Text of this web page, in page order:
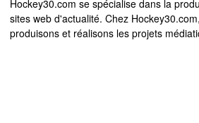
Hockey30.com se spécialise dans la
sites web d'actualité. Chez
produisons et réalisons les projets